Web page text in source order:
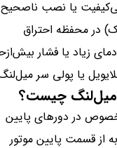
بی‌کیفیت یا نصب ناصحیح
در محفظه احتراق
زیاد یا فشار
یا پولی سر
میل‌لنگ چیست؟
در دورهای پایین
از قسمت پایین موتور